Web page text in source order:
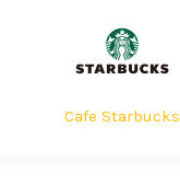
Cafe Starbucks